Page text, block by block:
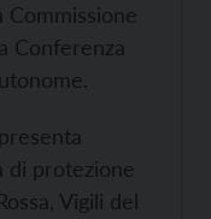
Conferenza
di protezione
Vigili del